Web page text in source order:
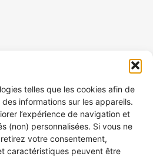
telles que les cookies afin de
informations sur les appareils.
l’expérience de navigation et
(non) personnalisées. Si vous ne
votre consentement,
caractéristiques peuvent être